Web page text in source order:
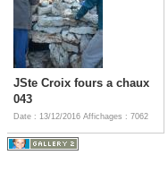
JSte Croix fours a chaux
043
Date : 13/12/2016 Affichages : 7062